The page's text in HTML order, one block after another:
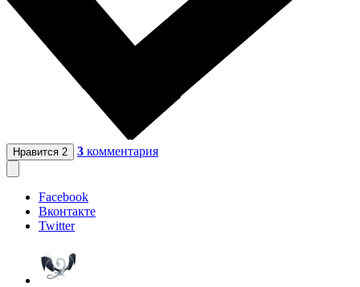
Нравится 2 3 комментария
Facebook
Вконтакте
Twitter